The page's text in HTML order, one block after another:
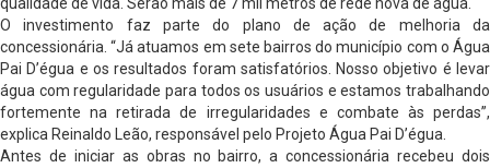
O investimento faz parte do plano de ação de melhoria da
concessionária. “Já atuamos em sete bairros do município com o Água
Pai D’égua e os resultados foram satisfatórios. Nosso objetivo é levar
água com regularidade para todos os usuários e estamos trabalhando
fortemente na retirada de irregularidades e combate às perdas”,
explica Reinaldo Leão, responsável pelo Projeto Água Pai D’égua.
Antes de iniciar as obras no bairro, a concessionária recebeu dois